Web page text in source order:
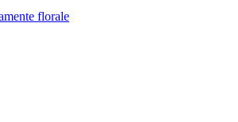
florale